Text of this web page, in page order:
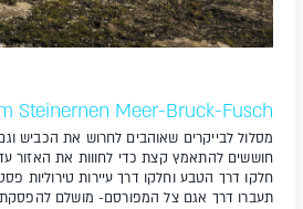
Steinernen Meer-Bruck-Fusch
מסלול לבייקרים שאוהבים לחרוש את הכביש
חוששים להתאמץ קצת כדי לחווות את האזור
חלקו דרך הטבע וחלקו דרך עיירות טירוליות
תעברו דרך אגם צל המפורסם- מושלם